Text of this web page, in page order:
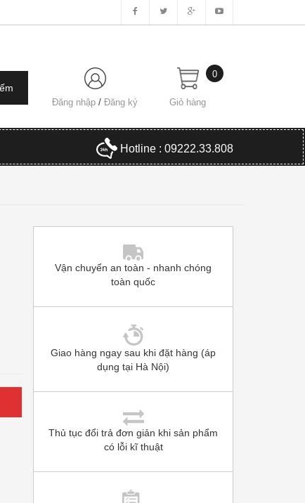
Đăng nhập /Đăng ký Giỏ hàng
0
Hotline : 09222.33.808
Vận chuyển an toàn - nhanh chóng
toàn quốc
Giao hàng ngay sau khi đặt hàng (áp
dụng tại Hà Nội)
Thủ tục đổi trả đơn giản khi sản phẩm
có lỗi kĩ thuật